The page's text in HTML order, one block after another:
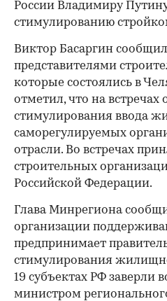
России Владимиру
стимулированию
Виктор Басаргин сообщил
представителями
которые состоялись в
отметил, что на встречах
стимулирования ввода
саморегулируемых
отрасли. Во встречах
строительных
Российской Федерации.
Глава Минрегиона
организации
предпринимает
стимулирования
19 субъектах РФ заверли
министром